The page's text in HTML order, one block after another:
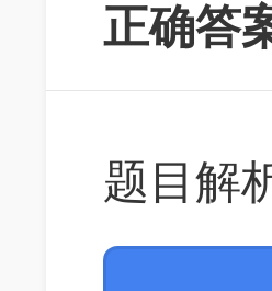
正确答
题目解